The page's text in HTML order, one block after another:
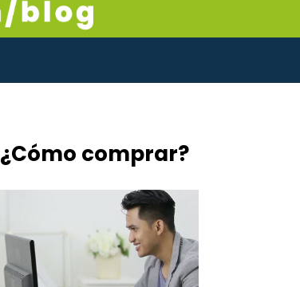
¿Cómo comprar?